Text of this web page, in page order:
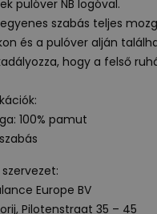
pulóver NB logóval.
szabás teljes
és a pulóver alján
hogy a felső
100% pamut
Europe BV
Pilotenstraat 35 – 45